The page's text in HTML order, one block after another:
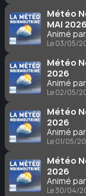
Météo
MAI 2026
Animé
Le 03/05/
Météo
2026
Animé
Le 02/05/
Météo
2026
Animé
Le 01/05/
Météo
2026
Animé
Le 30/04/